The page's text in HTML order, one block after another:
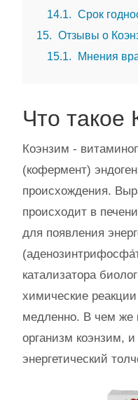
14.1
Срок
15
Отзывы о
15.1
Мнения
Что такое
Коэнзим -
(кофермент)
происхождения.
происходит в
для появления
катализатора
химические
медленно. В чем же
организм коэнзим,
энергетический